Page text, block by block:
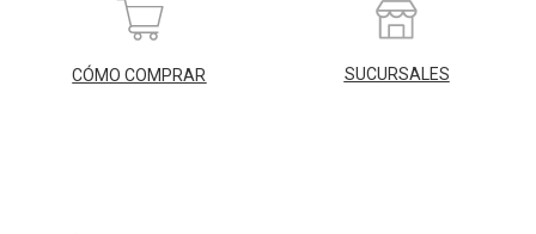
CÓMO COMPRAR SUCURSALES